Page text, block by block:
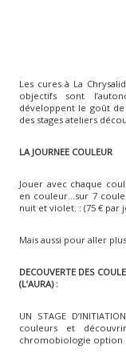
Les cures à La
objectifs sont
développent le goût
des stages ateliers
LA JOURNEE COULEUR
Jouer avec chaque
en couleur…sur 7
nuit et violet. : (75 € par
Mais aussi pour aller
DECOUVERTE DES
(L’AURA) :
UN STAGE
couleurs et
chromobiologie option